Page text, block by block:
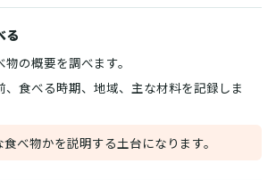
る
物の概要を調べます。
、食べる時期、地域、主な材料を記録しま
食べ物かを説明する土台になります。